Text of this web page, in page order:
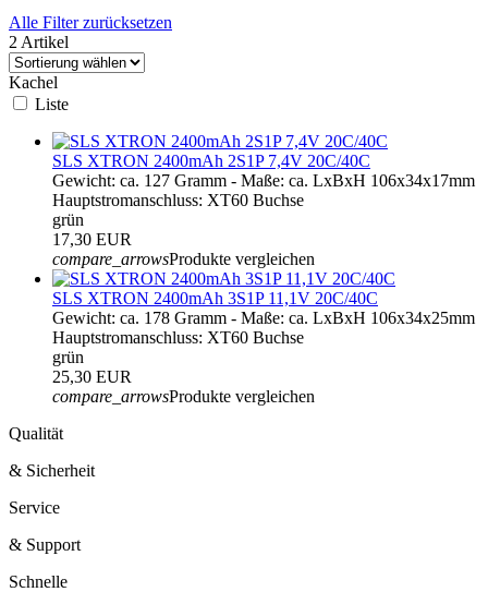
Alle Filter zurücksetzen
2 Artikel
Kachel
Liste
SLS XTRON 2400mAh 2S1P 7,4V 20C/40C
Gewicht: ca. 127 Gramm - Maße: ca. LxBxH 106x34x17mm
Hauptstromanschluss: XT60 Buchse
grün
17,30 EUR
compare_arrowsProdukte vergleichen
SLS XTRON 2400mAh 3S1P 11,1V 20C/40C
Gewicht: ca. 178 Gramm - Maße: ca. LxBxH 106x34x25mm
Hauptstromanschluss: XT60 Buchse
grün
25,30 EUR
compare_arrowsProdukte vergleichen
Qualität
& Sicherheit
Service
& Support
Schnelle